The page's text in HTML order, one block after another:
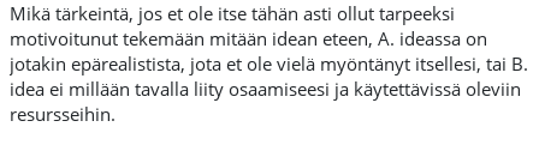
Mikä tärkeintä, jos et ole itse tähän asti ollut tarpeeksi
motivoitunut tekemään mitään idean eteen, A. ideassa on
jotakin epärealistista, jota et ole vielä myöntänyt itsellesi, tai B.
idea ei millään tavalla liity osaamiseesi ja käytettävissä oleviin
resursseihin.